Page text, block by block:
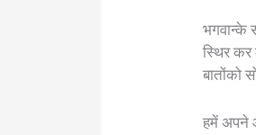
भगवान्के
स्थिर कर
बातोंको
हमें अपने